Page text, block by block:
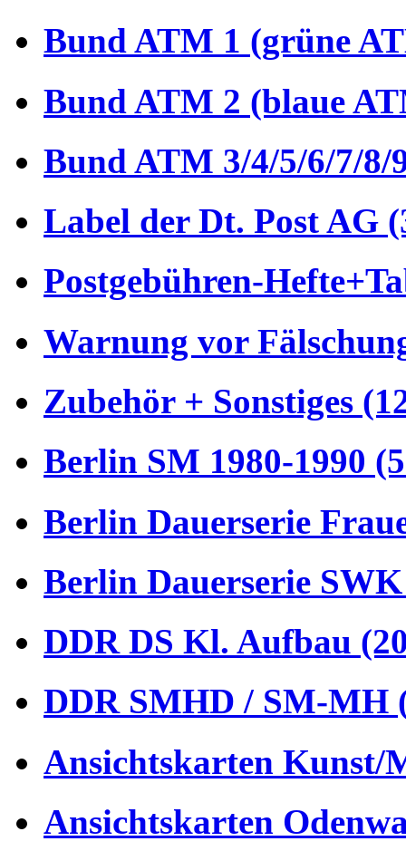
Bund ATM 1 (grüne
Bund ATM 2 (blaue
Bund ATM 3/4/5/6/7/8/
Label der Dt. Post AG
Postgebühren-
Warnung vor
Zubehör + Sonstiges
Berlin SM 1980-1990
Berlin Dauerserie
Berlin Dauerserie
DDR DS Kl. Aufbau
DDR SMHD / SM-MH
Ansichtskarten Kunst/
Ansichtskarten